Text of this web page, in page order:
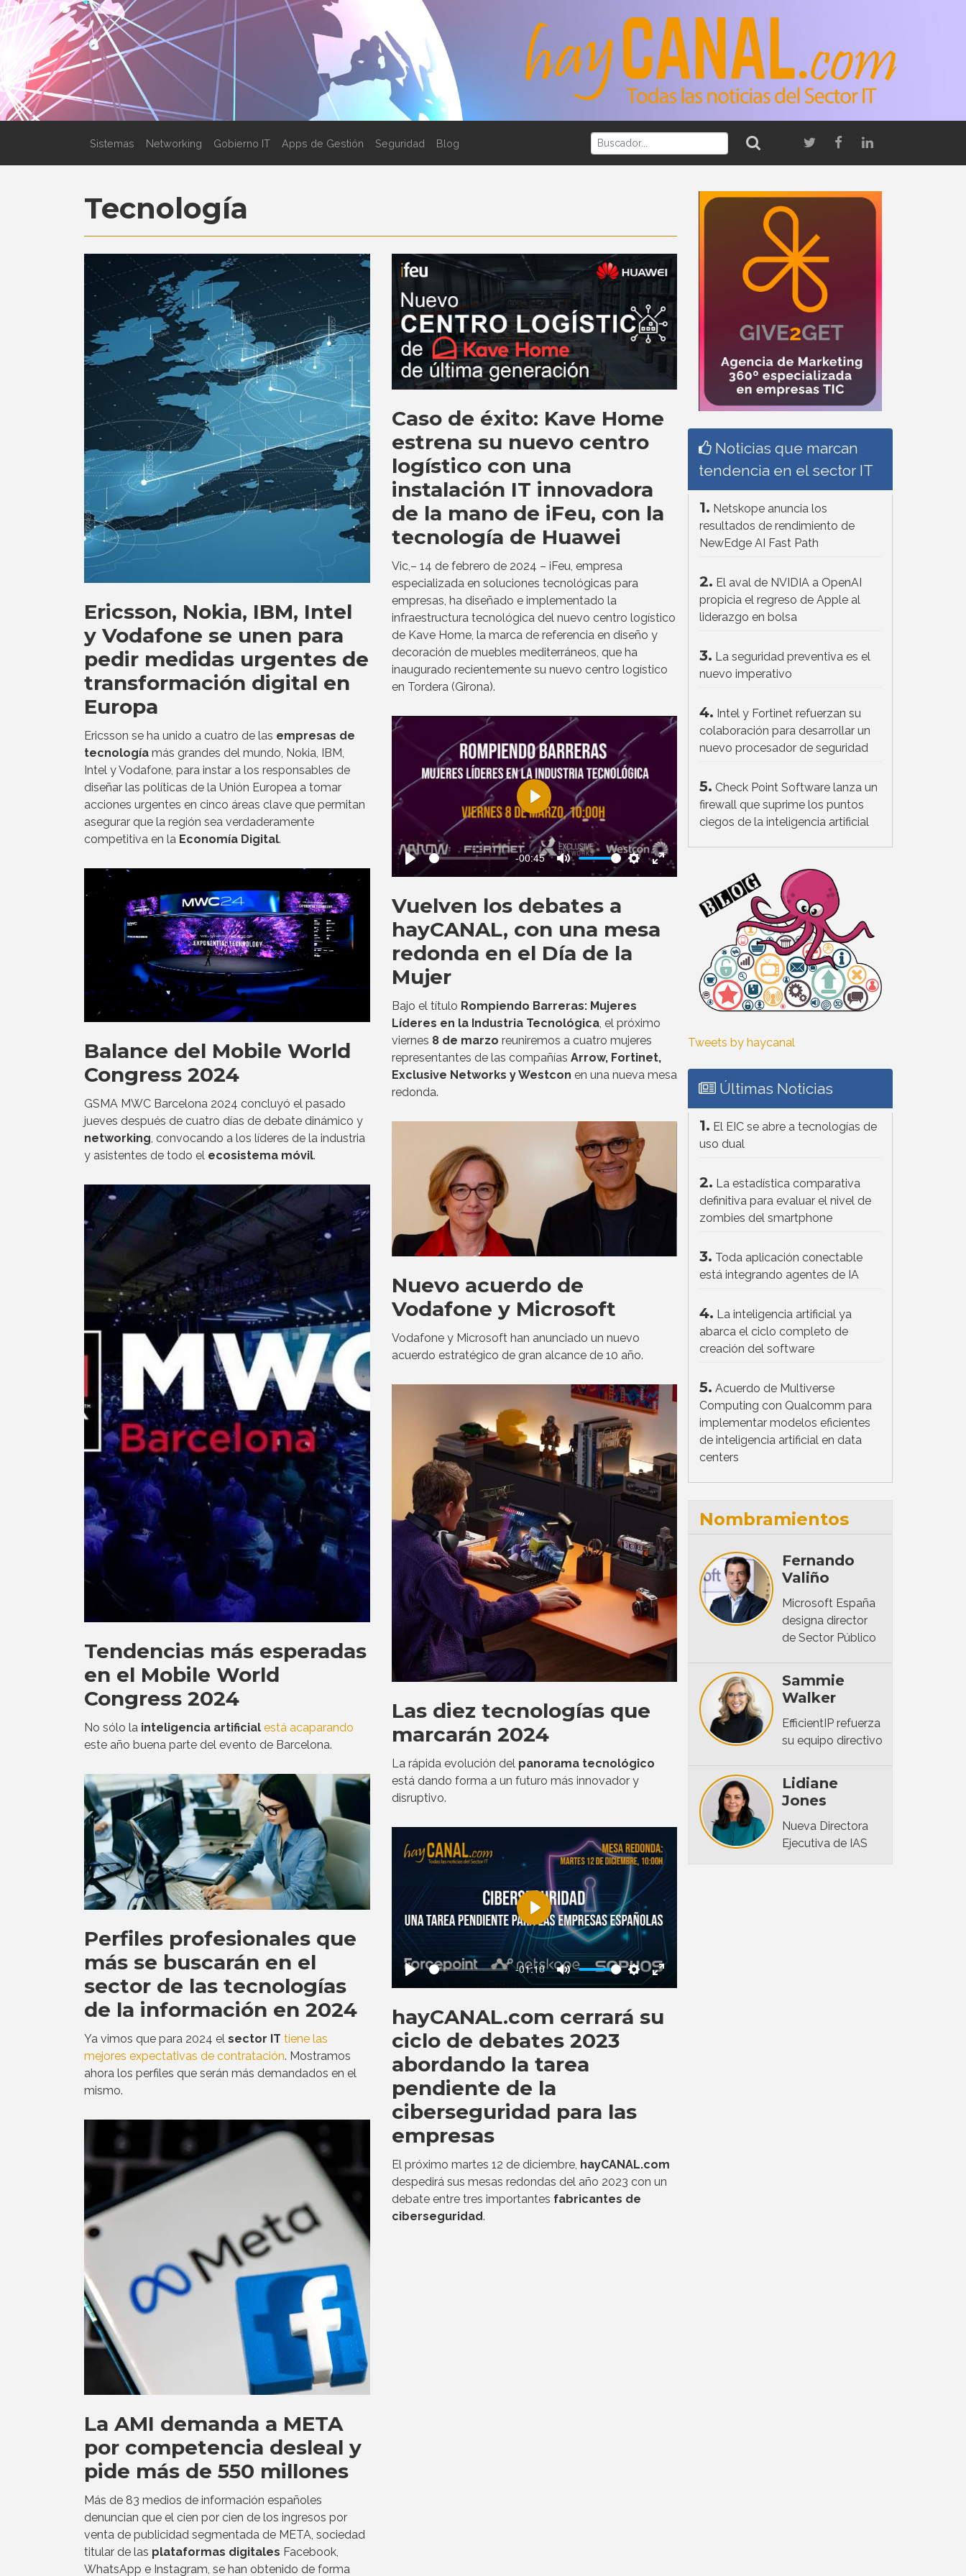
Sistemas Networking Gobierno IT Apps de Gestión Seguridad Blog
Tecnología
Ericsson, Nokia, IBM, Intel
y Vodafone se unen para
pedir medidas urgentes de
transformación digital en
Europa
Ericsson se ha unido a cuatro de las empresas de
tecnología más grandes del mundo, Nokia, IBM,
Intel y Vodafone, para instar a los responsables de
diseñar las políticas de la Unión Europea a tomar
acciones urgentes en cinco áreas clave que permitan
asegurar que la región sea verdaderamente
competitiva en la Economía Digital.
Balance del Mobile World
Congress 2024
GSMA MWC Barcelona 2024 concluyó el pasado
jueves después de cuatro días de debate dinámico y
networking, convocando a los líderes de la industria
y asistentes de todo el ecosistema móvil.
Tendencias más esperadas
en el Mobile World
Congress 2024
No sólo la inteligencia artificial está acaparando
este año buena parte del evento de Barcelona.
Perfiles profesionales que
más se buscarán en el
sector de las tecnologías
de la información en 2024
Ya vimos que para 2024 el sector IT tiene las
mejores expectativas de contratación. Mostramos
ahora los perfiles que serán más demandados en el
mismo.
La AMI demanda a META
por competencia desleal y
pide más de 550 millones
Más de 83 medios de información españoles
denuncian que el cien por cien de los ingresos por
venta de publicidad segmentada de META, sociedad
titular de las plataformas digitales Facebook,
WhatsApp e Instagram, se han obtenido de forma
Caso de éxito: Kave Home
estrena su nuevo centro
logístico con una
instalación IT innovadora
de la mano de iFeu, con la
tecnología de Huawei
Vic,– 14 de febrero de 2024 – iFeu, empresa
especializada en soluciones tecnológicas para
empresas, ha diseñado e implementado la
infraestructura tecnológica del nuevo centro logístico
de Kave Home, la marca de referencia en diseño y
decoración de muebles mediterráneos, que ha
inaugurado recientemente su nuevo centro logístico
en Tordera (Girona).
Play
-00:45
Mute Settings
Enter
Play
Vuelven los debates a
hayCANAL, con una mesa
redonda en el Día de la
Mujer
Bajo el título Rompiendo Barreras: Mujeres
Líderes en la Industria Tecnológica, el próximo
viernes 8 de marzo reuniremos a cuatro mujeres
representantes de las compañías Arrow, Fortinet,
Exclusive Networks y Westcon en una nueva mesa
redonda.
Nuevo acuerdo de
Vodafone y Microsoft
Vodafone y Microsoft han anunciado un nuevo
acuerdo estratégico de gran alcance de 10 año.
Las diez tecnologías que
marcarán 2024
La rápida evolución del panorama tecnológico
está dando forma a un futuro más innovador y
disruptivo.
Play
-01:10
Mute Settings
Enter
Play
hayCANAL.com cerrará su
ciclo de debates 2023
abordando la tarea
pendiente de la
ciberseguridad para las
empresas
El próximo martes 12 de diciembre, hayCANAL.com
despedirá sus mesas redondas del año 2023 con un
debate entre tres importantes fabricantes de
ciberseguridad.
Noticias que marcan
tendencia en el sector IT
1. Netskope anuncia los
resultados de rendimiento de
NewEdge AI Fast Path
2. El aval de NVIDIA a OpenAI
propicia el regreso de Apple al
liderazgo en bolsa
3. La seguridad preventiva es el
nuevo imperativo
4. Intel y Fortinet refuerzan su
colaboración para desarrollar un
nuevo procesador de seguridad
5. Check Point Software lanza un
firewall que suprime los puntos
ciegos de la inteligencia artificial
Tweets by haycanal
Últimas Noticias
1. El EIC se abre a tecnologías de
uso dual
2. La estadística comparativa
definitiva para evaluar el nivel de
zombies del smartphone
3. Toda aplicación conectable
está integrando agentes de IA
4. La inteligencia artificial ya
abarca el ciclo completo de
creación del software
5. Acuerdo de Multiverse
Computing con Qualcomm para
implementar modelos eficientes
de inteligencia artificial en data
centers
Nombramientos
Fernando
Valiño
Microsoft España
designa director
de Sector Público
Sammie
Walker
EfficientIP refuerza
su equipo directivo
Lidiane
Jones
Nueva Directora
Ejecutiva de IAS